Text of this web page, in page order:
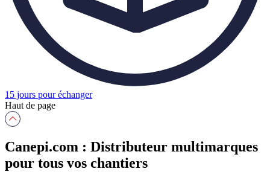
15 jours pour échanger
Haut de page
Canepi.com : Distributeur multimarques
pour tous vos chantiers